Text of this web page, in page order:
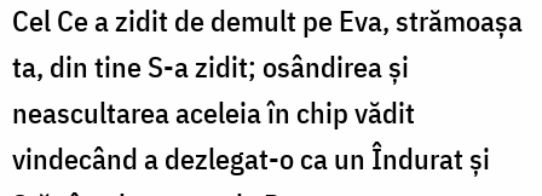
Cel Ce a zidit de demult pe Eva, strămoaşa
ta, din tine S-a zidit; osândirea şi
neascultarea aceleia în chip vădit
vindecând a dezlegat-o ca un Îndurat şi